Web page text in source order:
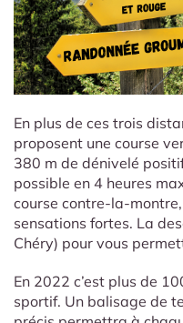
En plus de ces trois
proposent une course
380 m de dénivelé
possible en 4 heures
course contre-la-
sensations fortes. La
Chéry) pour vous
En 2022 c’est plus de
sportif. Un balisage de